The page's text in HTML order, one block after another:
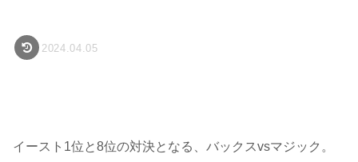
2024.04.05
イースト1位と8位の対決となる、バックスvsマジック。